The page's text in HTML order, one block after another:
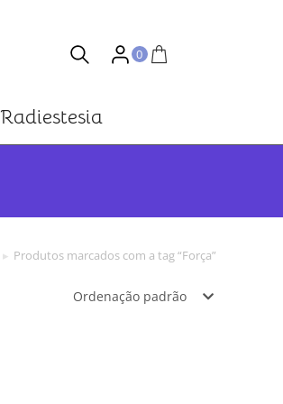
0
Radiestesia
Produtos marcados com a tag “Força”